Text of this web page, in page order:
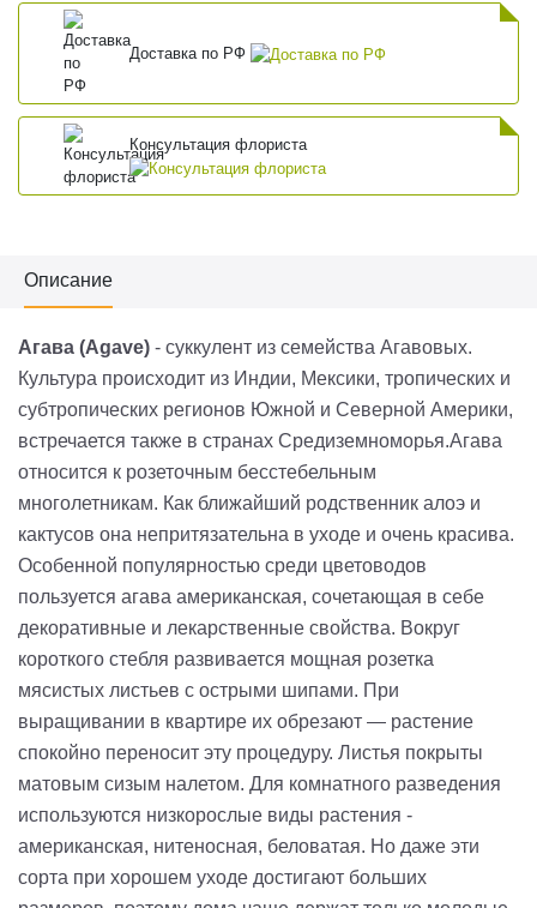
Доставка по РФ
Консультация флориста
Описание
Агава (Agave) - суккулент из семейства Агавовых.
Культура происходит из Индии, Мексики, тропических и
субтропических регионов Южной и Северной Америки,
встречается также в странах Средиземноморья.Агава
относится к розеточным бесстебельным
многолетникам. Как ближайший родственник алоэ и
кактусов она непритязательна в уходе и очень красива.
Особенной популярностью среди цветоводов
пользуется агава американская, сочетающая в себе
декоративные и лекарственные свойства. Вокруг
короткого стебля развивается мощная розетка
мясистых листьев с острыми шипами. При
выращивании в квартире их обрезают — растение
спокойно переносит эту процедуру. Листья покрыты
матовым сизым налетом. Для комнатного разведения
используются низкорослые виды растения -
американская, нитеносная, беловатая. Но даже эти
сорта при хорошем уходе достигают больших